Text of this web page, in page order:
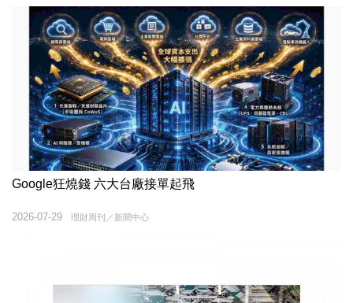
Google狂燒錢 六大台廠接單起飛
理財周刊／新聞中心
2026-07-29